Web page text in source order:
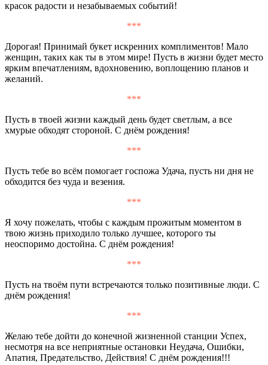
красок радости и незабываемых событий!
***
Дорогая! Принимай букет искренних комплиментов! Мало
женщин, таких как ты в этом мире! Пусть в жизни будет место
ярким впечатлениям, вдохновению, воплощению планов и
желаний.
***
Пусть в твоей жизни каждый день будет светлым, а все
хмурые обходят стороной. С днём рождения!
***
Пусть тебе во всём помогает госпожа Удача, пусть ни дня не
обходится без чуда и везения.
***
Я хочу пожелать, чтобы с каждым прожитым моментом в
твою жизнь приходило только лучшее, которого ты
неоспоримо достойна. С днём рождения!
***
Пусть на твоём пути встречаются только позитивные люди. С
днём рождения!
***
Желаю тебе дойти до конечной жизненной станции Успех,
несмотря на все неприятные остановки Неудача, Ошибки,
Апатия, Предательство, Действия! С днём рождения!!!